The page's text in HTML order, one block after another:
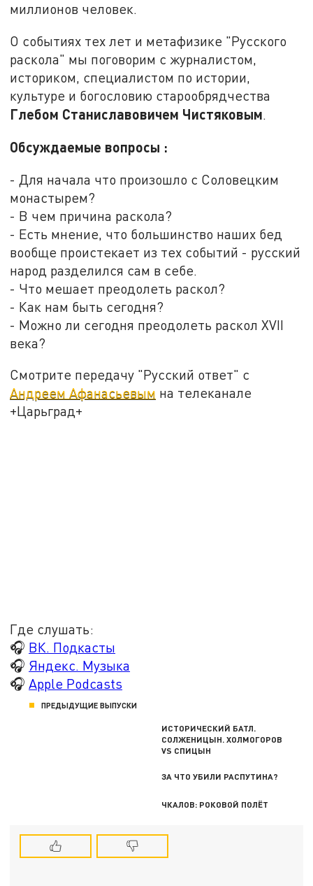
миллионов человек.
О событиях тех лет и метафизике "Русского
раскола" мы поговорим с журналистом,
историком, специалистом по истории,
культуре и богословию старообрядчества
Глебом Станиславовичем Чистяковым.
Обсуждаемые вопросы :
- Для начала что произошло с Соловецким
монастырем?
- В чем причина раскола?
- Есть мнение, что большинство наших бед
вообще проистекает из тех событий - русский
народ разделился сам в себе.
- Что мешает преодолеть раскол?
- Как нам быть сегодня?
- Можно ли сегодня преодолеть раскол XVII
века?
Смотрите передачу "Русский ответ" с
Андреем Афанасьевым на телеканале
+Царьград+
Где слушать:
🎧 ВК. Подкасты
🎧 Яндекс. Музыка
🎧Apple Podcasts
ПРЕДЫДУЩИЕ ВЫПУСКИ
ИСТОРИЧЕСКИЙ БАТЛ.
СОЛЖЕНИЦЫН. ХОЛМОГОРОВ
VS СПИЦЫН
ЗА ЧТО УБИЛИ РАСПУТИНА?
ЧКАЛОВ: РОКОВОЙ ПОЛЁТ